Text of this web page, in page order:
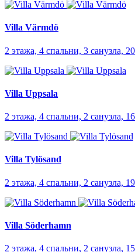
Villa Värmdö
2 этажа, 4 спальни, 3 санузла,
Villa Uppsala
2 этажа, 4 спальни, 2 санузла,
Villa Tylösand
2 этажа, 4 спальни, 2 санузла,
Villa Söderhamn
2 этажа, 4 спальни, 2 санузла,